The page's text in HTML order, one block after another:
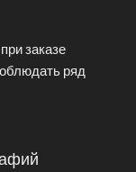
заказе
ряд